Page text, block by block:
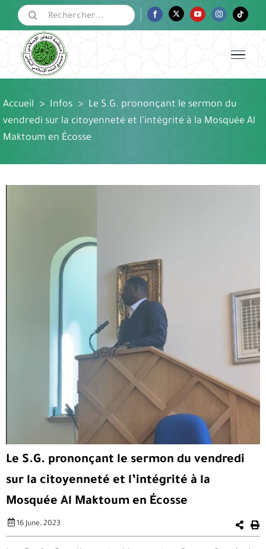
Passer
contenu
Rechercher:
FacebookTwitter YouTubeInstagramTiktok
Accueil > Infos > Le S.G. prononçant le sermon du
vendredi sur la citoyenneté et l’intégrité à la Mosquée Al
Maktoum en Écosse
Le S.G. prononçant le sermon du vendredi
sur la citoyenneté et l’intégrité à la
Mosquée Al Maktoum en Écosse
16 June، 2023